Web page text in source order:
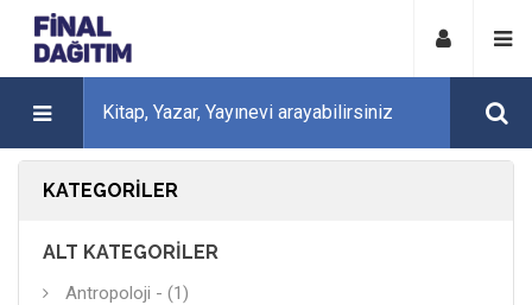
KATEGORILER
ALT KATEGORILER
Antropoloji - (1)